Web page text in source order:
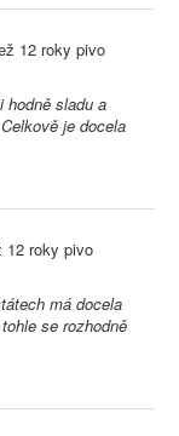
12 roky pivo
hodně sladu a
je docela
12 roky pivo
má docela
se rozhodně